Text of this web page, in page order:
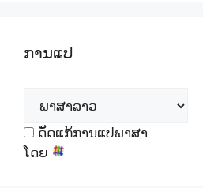
ການແປ
ດັດແກ້ການແປພາສາ
ໂດຍ